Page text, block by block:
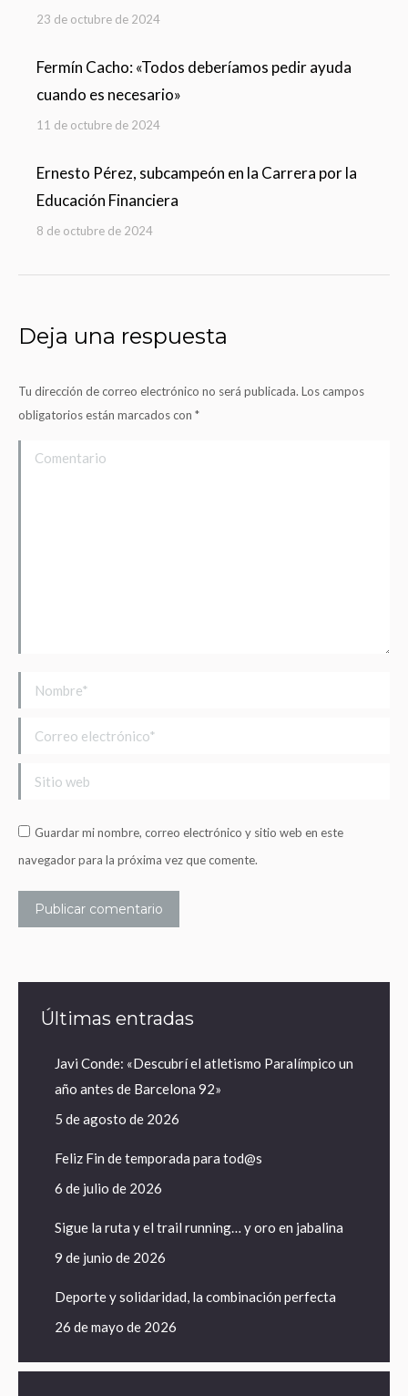
23 de octubre de 2024
Fermín Cacho: «Todos deberíamos pedir ayuda
cuando es necesario»
11 de octubre de 2024
Ernesto Pérez, subcampeón en la Carrera por la
Educación Financiera
8 de octubre de 2024
Deja una respuesta
Tu dirección de correo electrónico no será publicada. Los campos
obligatorios están marcados con *
Comentario
Nombre *
Correo electrónico *
Sitio web
Guardar mi nombre, correo electrónico y sitio web en este
navegador para la próxima vez que comente.
Publicar comentario
Últimas entradas
Javi Conde: «Descubrí el atletismo Paralímpico un
año antes de Barcelona 92»
5 de agosto de 2026
Feliz Fin de temporada para tod@s
6 de julio de 2026
Sigue la ruta y el trail running… y oro en jabalina
9 de junio de 2026
Deporte y solidaridad, la combinación perfecta
26 de mayo de 2026